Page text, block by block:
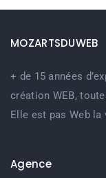
MOZARTSDUWEB
+ de 15 années
création WEB,
Elle est pas Web la
Agence